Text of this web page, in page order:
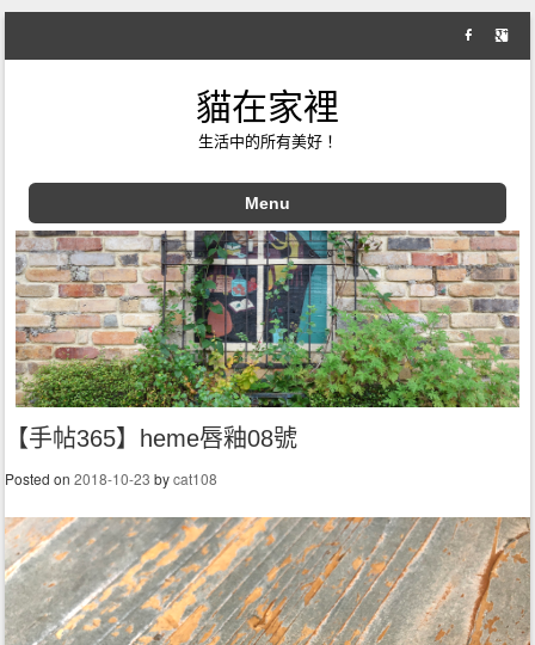
貓在家裡
生活中的所有美好！
Menu
Skip to content
【手帖365】heme唇釉08號
Posted on2018-10-23 bycat108